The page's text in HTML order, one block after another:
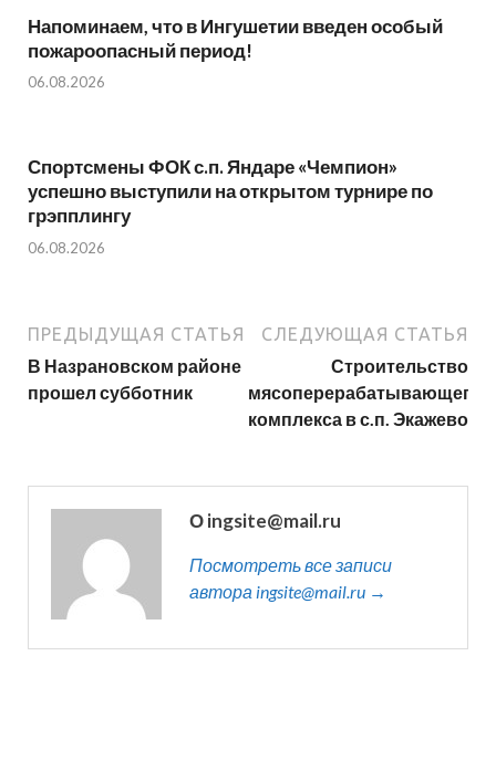
Напоминаем, что в Ингушетии введен особый
пожароопасный период!⁣⁣⠀
06.08.2026
Спортсмены ФОК с.п. Яндаре «Чемпион»
успешно выступили на открытом турнире по
грэпплингу
06.08.2026
ПРЕДЫДУЩАЯ СТАТЬЯ
В Назрановском районе
прошел субботник
СЛЕДУЮЩАЯ СТАТЬЯ
Строительство
мясоперерабатывающего
комплекса в с.п. Экажево
О ingsite@mail.ru
Посмотреть все записи
автора ingsite@mail.ru →